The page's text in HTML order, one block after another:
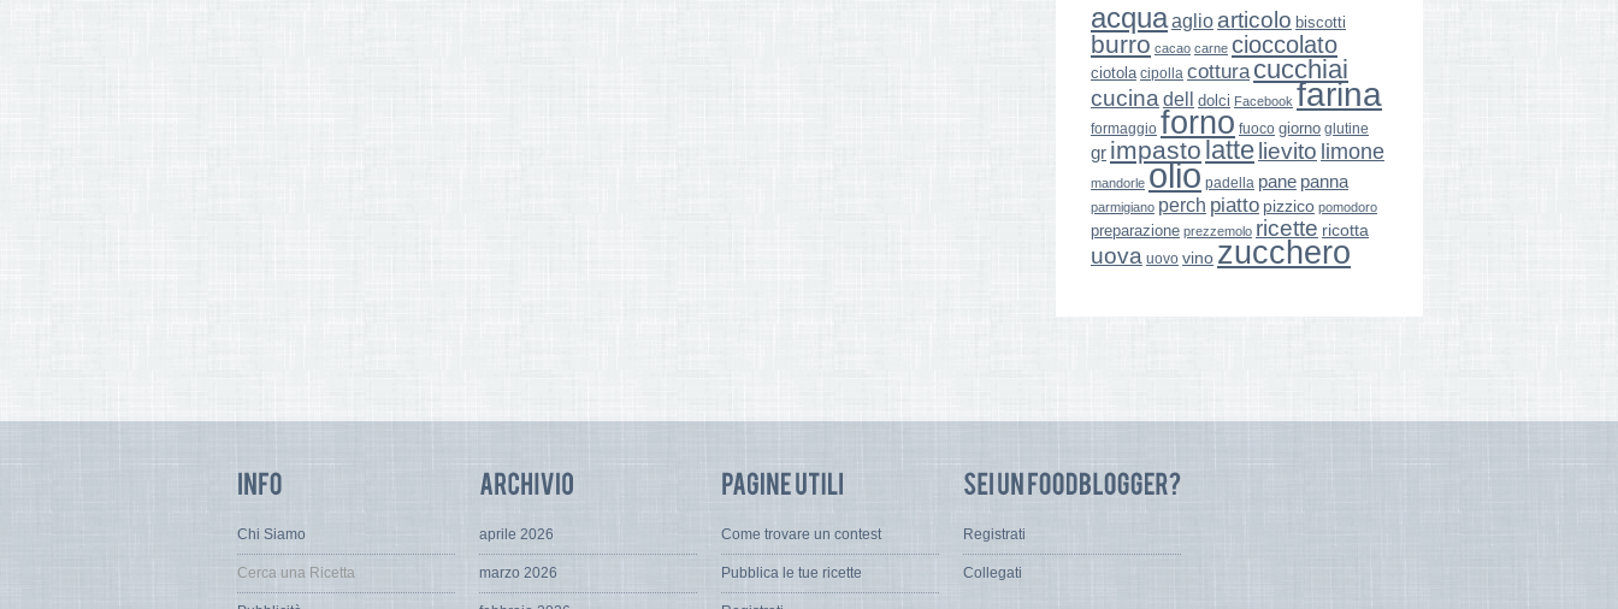
acquaaglio articolo biscotti
burro cacao carne cioccolato
ciotola cipolla cottura cucchiai
cucina dell dolci Facebook farina
formaggio forno fuoco giorno glutine
gr impasto latte lievito limone
mandorle olio padella pane panna
parmigiano perch piatto pizzico pomodoro
preparazione prezzemolo ricette ricotta
uova uovo vino zucchero
Chi Siamo
Cerca una Ricetta
aprile 2026
marzo 2026
Come trovare un contest
Pubblica le tue ricette
Registrati
Collegati